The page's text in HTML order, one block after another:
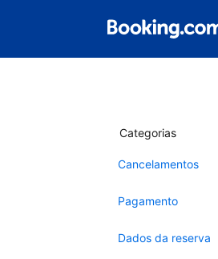
Categorias
Cancelamentos
Pagamento
Dados da reserva